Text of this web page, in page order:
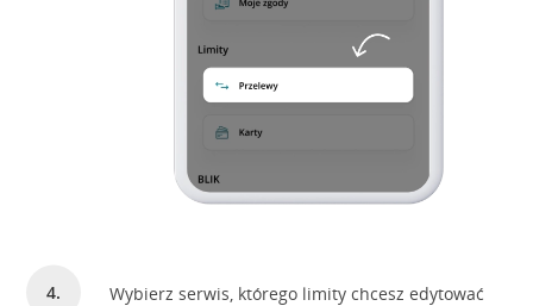
Wybierz serwis, którego limity chcesz edytować